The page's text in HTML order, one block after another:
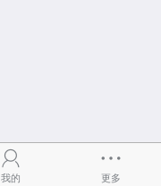
我的 更多